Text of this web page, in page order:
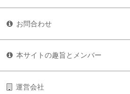
お問合わせ
本サイトの趣旨とメンバー
運営会社